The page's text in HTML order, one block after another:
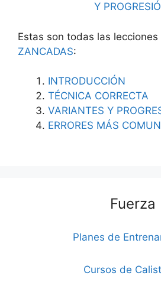
Y
Estas son todas las lecciones
ZANCADAS:
INTRODUCCIÓN
TÉCNICA CORRECTA
VARIANTES Y
ERRORES MÁS
Fuerza
Planes de
Cursos de